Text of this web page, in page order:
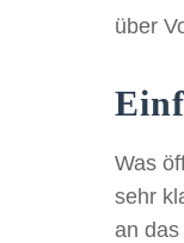
über
Was
sehr
an